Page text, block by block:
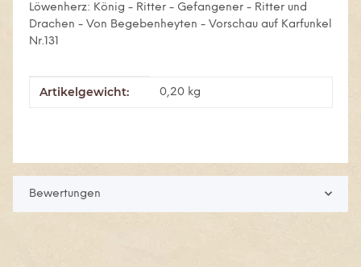
Löwenherz: König - Ritter - Gefangener - Ritter und
Drachen - Von Begebenheyten - Vorschau auf Karfunkel
Nr.131
Produkteigenschaft
Wert
Artikelgewicht: 0,20 kg
Bewertungen